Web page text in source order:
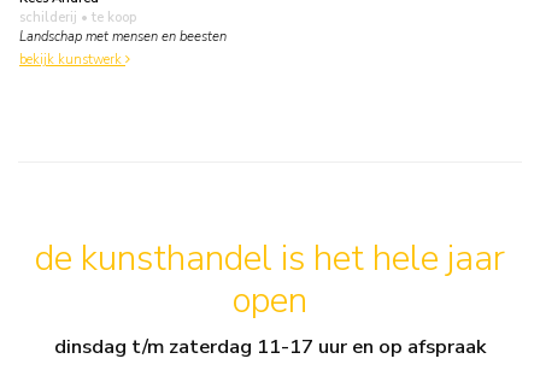
schilderij • te koop
Landschap met mensen en beesten
bekijk kunstwerk
de kunsthandel is het hele jaar
open
dinsdag t/m zaterdag 11-17 uur en op afspraak